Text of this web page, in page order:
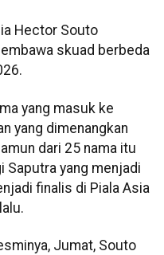
Hector Souto
skuad berbeda
yang masuk ke
yang dimenangkan
dari 25 nama itu
Saputra yang menjadi
finalis di Piala Asia
Jumat, Souto